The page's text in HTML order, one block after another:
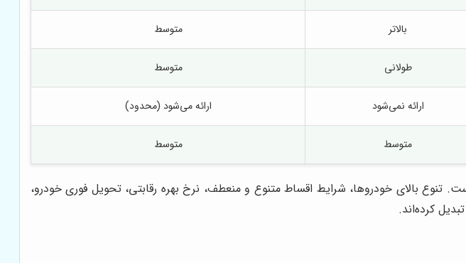
بالاتر متوسط
طولانی متوسط
ارائه نمی‌شود ارائه می‌شود (محدود)
متوسط متوسط
تنوع بالای خودروها، شرایط اقساط متنوع و منعطف، نرخ بهره رقابتی، تحویل فوری خودرو،
کرده‌اند.